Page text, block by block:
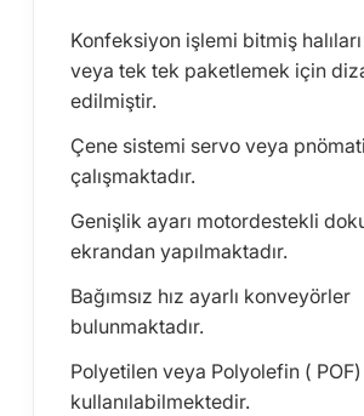
Konfeksiyon işlemi bitmiş
veya tek tek paketlemek için
edilmiştir.
Çene sistemi servo veya
çalışmaktadır.
Genişlik ayarı motordestekli
ekrandan yapılmaktadır.
Bağımsız hız ayarlı konveyörler
bulunmaktadır.
Polyetilen veya Polyolefin (
kullanılabilmektedir.